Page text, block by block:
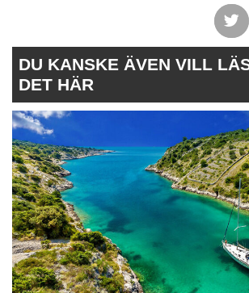
DU KANSKE ÄVEN VILL
DET HÄR